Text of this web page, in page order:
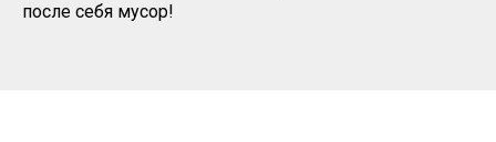
после себя мусор!